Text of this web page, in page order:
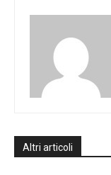
Altri articoli